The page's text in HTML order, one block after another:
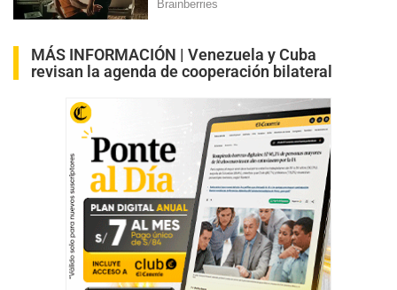
MÁS INFORMACIÓN | Venezuela y Cuba
revisan la agenda de cooperación bilateral